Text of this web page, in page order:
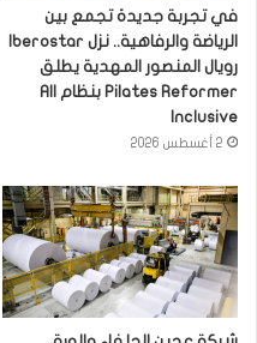
في تجربة جديدة تجمع بين
رويال المنصور المهدية يطلق
Pilates Reformer بنظام All
Inclusive
2 أغسطس 2026